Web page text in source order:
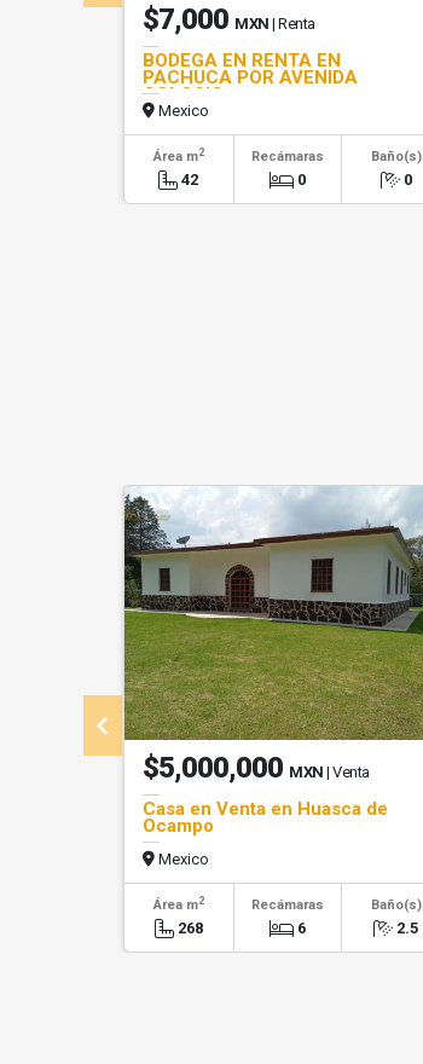
$7,000 MXN | Renta
BODEGA EN RENTA EN
PACHUCA POR AVENIDA
COLOSIO
Mexico
Área m2
42
Recámaras
0
Baño(s)
0
$5,000,000 MXN | Venta
Casa en Venta en Huasca de
Ocampo
Mexico
Área m2
268
Recámaras
6
Baño(s)
2.5